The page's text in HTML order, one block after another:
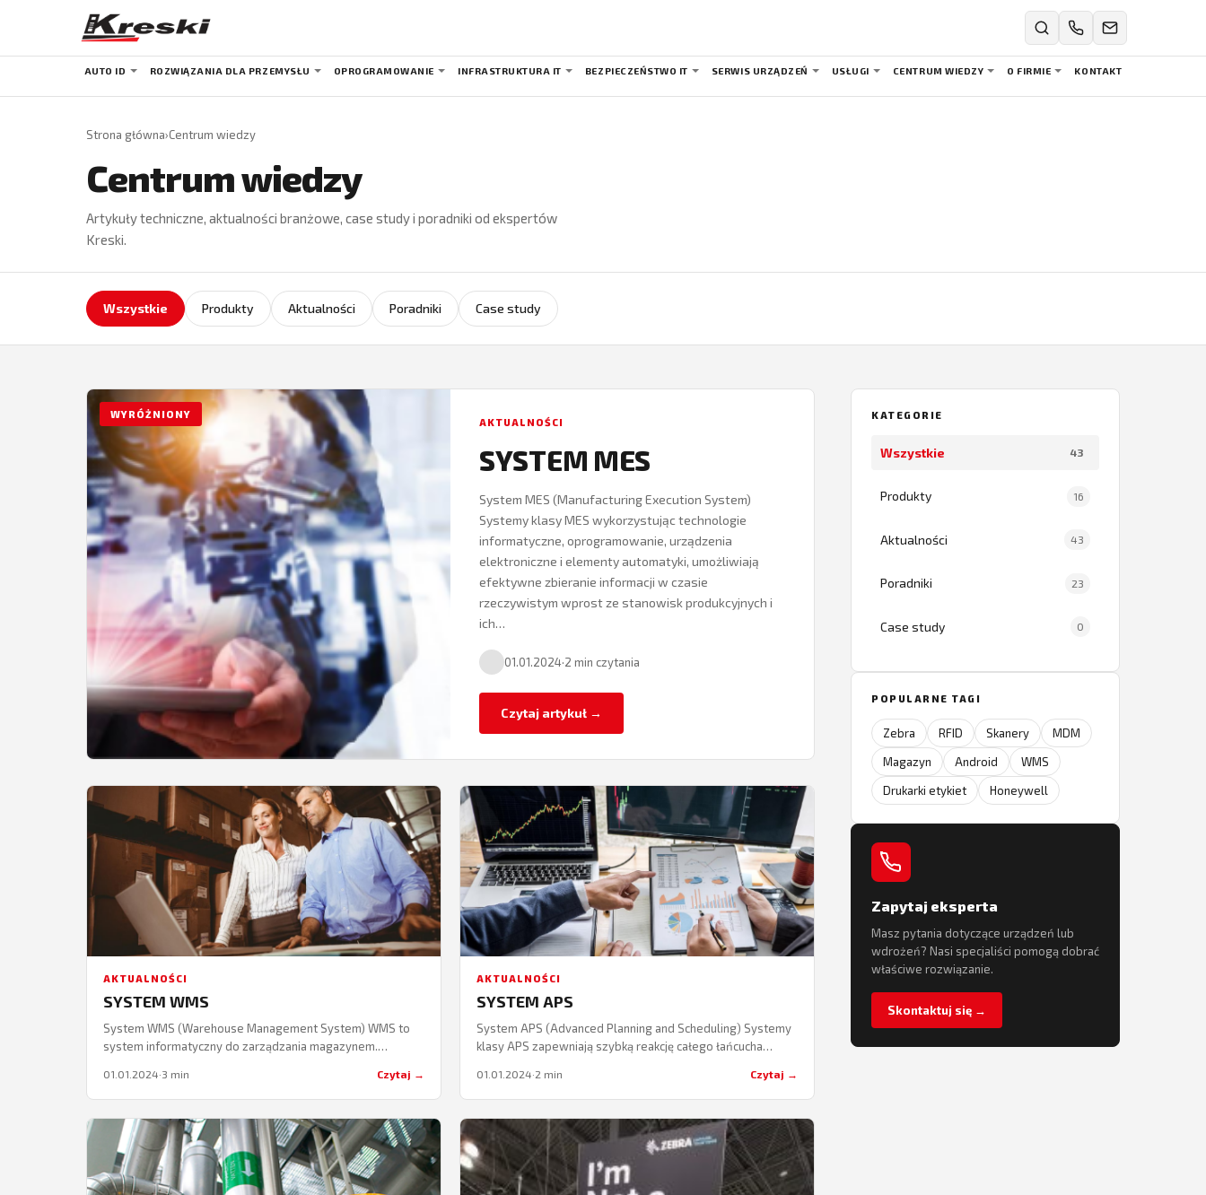
AUTO ID ROZWIĄZANIA DLA PRZEMYSŁU OPROGRAMOWANIE INFRASTRUKTURA IT BEZPIECZEŃSTWO IT SERWIS URZĄDZEŃ USŁUGI CENTRUM WIEDZY O FIRMIE KONTAKT
Strona główna›Centrum wiedzy
Centrum wiedzy
Artykuły techniczne, aktualności branżowe, case study i poradniki od ekspertów
Kreski.
Wszystkie Produkty Aktualności Poradniki Case study
WYRÓŻNIONY
AKTUALNOŚCI
SYSTEM MES
System MES (Manufacturing Execution System)
Systemy klasy MES wykorzystując technologie
informatyczne, oprogramowanie, urządzenia
elektroniczne i elementy automatyki, umożliwiają
efektywne zbieranie informacji w czasie
rzeczywistym wprost ze stanowisk produkcyjnych i
ich…
01.01.2024·2 min czytania
Czytaj artykuł →
AKTUALNOŚCI
SYSTEM WMS
System WMS (Warehouse Management System) WMS to
system informatyczny do zarządzania magazynem.
magazynowymi przy wykorzystaniu następujących strategii
zarządzania:…
01.01.2024·3 min Czytaj →
AKTUALNOŚCI
SYSTEM APS
System APS (Advanced Planning and Scheduling) Systemy
klasy APS zapewniają szybką reakcję całego łańcucha
warunkach pojawiania się dodatkowych,
niespodziewanych…
01.01.2024·2 min Czytaj →
KATEGORIE
Wszystkie 43
Produkty 16
Aktualności 43
Poradniki 23
Case study 0
POPULARNE TAGI
Zebra RFID Skanery
MDM
Magazyn
Android
WMS
Drukarki etykiet
Honeywell
Zapytaj eksperta
Masz pytania dotyczące urządzeń lub
wdrożeń? Nasi specjaliści pomogą dobrać
właściwe rozwiązanie.
Skontaktuj się →